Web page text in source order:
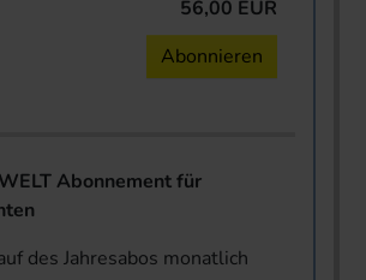
56,00 EUR
Abonnieren
Abonnement für
des Jahresabos monatlich